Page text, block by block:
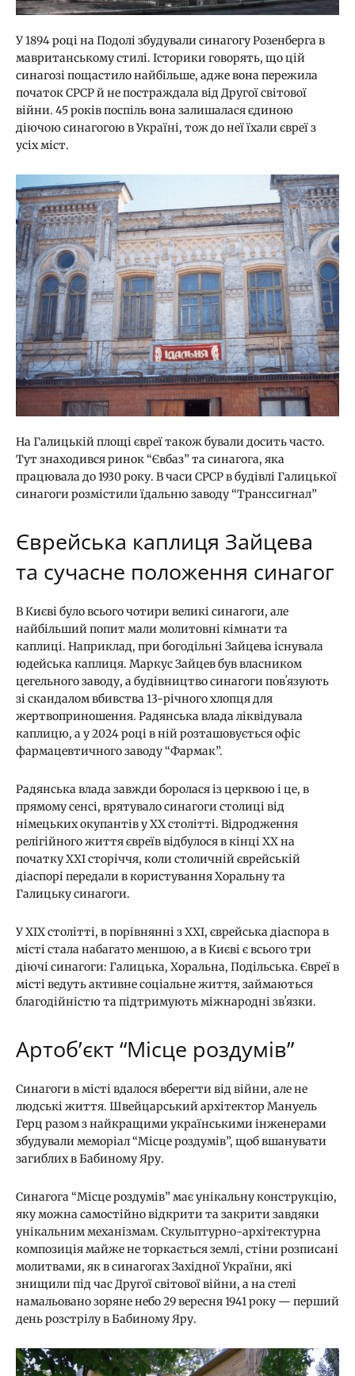
У 1894 році на Подолі збудували синагогу Розенберга в
мавританському стилі. Історики говорять, що цій
синагозі пощастило найбільше, адже вона пережила
початок СРСР й не постраждала від Другої світової
війни. 45 років поспіль вона залишалася єдиною
діючою синагогою в Україні, тож до неї їхали євреї з
усіх міст.
На Галицькій площі євреї також бували досить часто.
Тут знаходився ринок “Євбаз” та синагога, яка
працювала до 1930 року. В часи СРСР в будівлі Галицької
синагоги розмістили їдальню заводу “Транссигнал”
Єврейська каплиця Зайцева
та сучасне положення синагог
В Києві було всього чотири великі синагоги, але
найбільший попит мали молитовні кімнати та
каплиці. Наприклад, при богодільні Зайцева існувала
юдейська каплиця. Маркус Зайцев був власником
цегельного заводу, а будівництво синагоги повʼязують
зі скандалом вбивства 13-річного хлопця для
жертвоприношення. Радянська влада ліквідувала
каплицю, а у 2024 році в ній розташовується офіс
фармацевтичного заводу “Фармак”.
Радянська влада завжди боролася із церквою і це, в
прямому сенсі, врятувало синагоги столиці від
німецьких окупантів у ХХ столітті. Відродження
релігійного життя євреїв відбулося в кінці ХХ на
початку ХХІ сторіччя, коли столичній єврейській
діаспорі передали в користування Хоральну та
Галицьку синагоги.
У ХІХ столітті, в порівнянні з ХХІ, єврейська діаспора в
місті стала набагато меншою, а в Києві є всього три
діючі синагоги: Галицька, Хоральна, Подільська. Євреї в
місті ведуть активне соціальне життя, займаються
благодійністю та підтримують міжнародні звʼязки.
Артоб’єкт “Місце роздумів”
Синагоги в місті вдалося вберегти від війни, але не
людські життя. Швейцарський архітектор Мануель
Герц разом з найкращими українськими інженерами
збудували меморіал “Місце роздумів”, щоб вшанувати
загиблих в Бабиному Яру.
Синагога “Місце роздумів” має унікальну конструкцію,
яку можна самостійно відкрити та закрити завдяки
унікальним механізмам. Скульптурно-архітектурна
композиція майже не торкається землі, стіни розписані
молитвами, як в синагогах Західної України, які
знищили під час Другої світової війни, а на стелі
намальовано зоряне небо 29 вересня 1941 року — перший
день розстрілу в Бабиному Яру.